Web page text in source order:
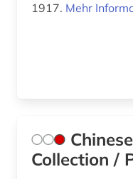
tanz (1)
technik (2)
1917. Mehr
Collection /